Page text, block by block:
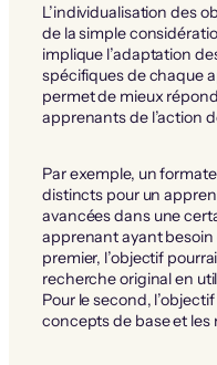
L’individualisation des
de la simple
implique l’adaptation
spécifiques de chaque
permet de mieux
apprenants de l’action
Par exemple, un
distincts pour un
avancées dans une
apprenant ayant besoin
premier, l’objectif
recherche original en
Pour le second,
concepts de base et les